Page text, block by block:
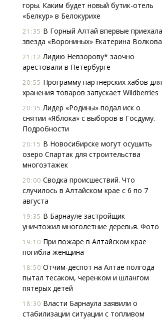
горы. Каким будет новый бутик-отель
«Белкур» в Белокурихе
21:35 В Горный Алтай впервые приехала
звезда «Ворониных» Екатерина Волкова
21:12 Лидию Невзорову* заочно
арестовали в Петербурге
20:55 Программу партнерских хабов для
хранения товаров запускает Wildberries
20:35 Лидер «Родины» подал иск о
снятии «Яблока» с выборов в Госдуму.
Подробности
20:15 В Новосибирске могут осушить
озеро Спартак для строительства
многоэтажек
20:00 Сводка происшествий. Что
случилось в Алтайском крае с 6 по 7
августа
19:35 В Барнауле застройщик
уничтожил многолетние деревья. Фото
19:10 При пожаре в Алтайском крае
погибла женщина
18:50 Отчим-деспот на Алтае полгода
пытал тесаком, черенком и шлангом
пятерых детей
18:30 Власти Барнаула заявили о
стабилизации ситуации с топливом